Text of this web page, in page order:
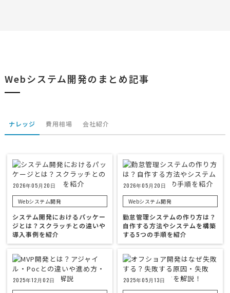
Webシステム開発のまとめ記事
ナレッジ 費用相場 会社紹介
2026年05月20日
Webシステム開発
システム開発におけるパッケー
ジとは？スクラッチとの違いや
導入事例を紹介
2026年05月20日
Webシステム開発
勤怠管理システムの作り方は？
自作する方法やシステムを構築
する5つの手順を紹介
2025年12月02日 2025年05月13日